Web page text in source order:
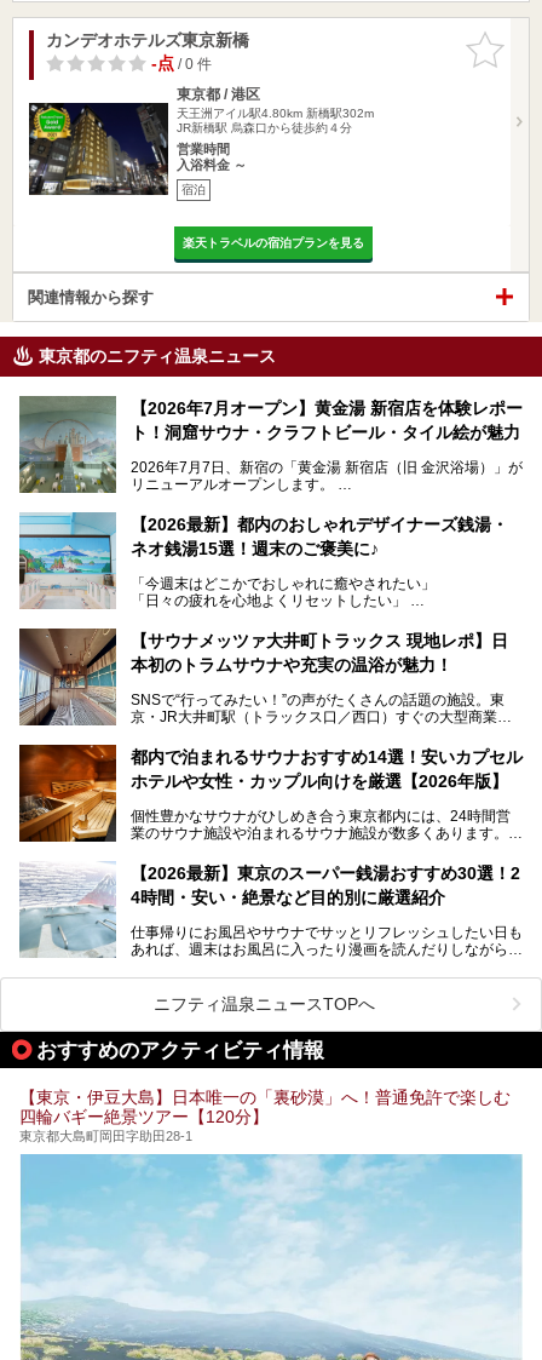
お気に入
りに追加
カンデオホテルズ東京新橋
-点/ 0 件
東京都 / 港区
天王洲アイル駅4.80km 新橋駅302m
JR新橋駅 烏森口から徒歩約４分
営業時間
入浴料金 ～
宿泊
楽天トラベルの宿泊プランを見る
関連情報から探す
東京都のニフティ温泉ニュース
【2026年7月オープン】黄金湯 新宿店を体験レポー
ト！洞窟サウナ・クラフトビール・タイル絵が魅力
2026年7月7日、新宿の「黄金湯 新宿店（旧 金沢浴場）」が
リニューアルオープンします。
レトロでノスタルジックなタイル絵はそのまま、昔からここ
を知る地元の人にも、新しく足を運んでくれる人にも愛され
る、今の時代の"銭湯"として生まれ変わりました。洞窟のよ
ビアバーなど、新しく登場したスポットも併せて紹介しま
す。充実した設備があるのに、基本の入浴料が銭湯価格の5
【2026最新】都内のおしゃれデザイナーズ銭湯・
ネオ銭湯15選！週末のご褒美に♪
「今週末はどこかでおしゃれに癒やされたい」
「日々の疲れを心地よくリセットしたい」
となっている新しいスタイルの銭湯です。
最近、SNSやメディアで「デザイナーズ銭湯」や「ネオ銭
本記事では、そもそもこれらがどんな銭湯なのか、その気に
いおしゃれな名店15選を、おすすめの順番で一挙にご紹介
します。
【サウナメッツァ大井町トラックス 現地レポ】日
本初のトラムサウナや充実の温浴が魅力！
SNSで“行ってみたい！”の声がたくさんの話題の施設。東
京・JR大井町駅（トラックス口／西口）すぐの大型商業施
ツァ大井町トラックス」がニューオープン。施設の様子をレ
ポ―トします。
都内で泊まれるサウナおすすめ14選！安いカプセル
ホテルや女性・カップル向けを厳選【2026年版】
個性豊かなサウナがひしめき合う東京都内には、24時間営
業のサウナ施設や泊まれるサウナ施設が数多くあります。
を旅の目的とする「サ旅」や自分へのご褒美のための宿泊な
ど、自分の好きなタイミングで好きなだけサ活ができるのが
魅力です。
最近では、男性専用施設だけでなく、カップルや女性に嬉し
い個室サウナも増えてきました。
ら、特におすすめしたい施設14選をご紹介します。
してみてください。
【2026最新】東京のスーパー銭湯おすすめ30選！2
4時間・安い・絶景など目的別に厳選紹介
仕事帰りにお風呂やサウナでサッとリフレッシュしたい日も
あれば、週末はお風呂に入ったり漫画を読んだりしながら一
また、終電を逃してしまい、「このまま朝までゆっくりでき
る場所があれば」と探した経験がある人も多いのではないで
しょうか。
そこで本記事では、東京でおすすめのスーパー銭湯を、目的
24時間営業で宿泊できる施設や、1,000円以下で楽しめる安
い施設、デートや休日レジャーにもぴったりなエンタメ要素
が充実した施設など、利用のシーンに合わせて参考にしてく
ださい。
ニフティ温泉ニュースTOPへ
おすすめのアクティビティ情報
【東京・伊豆大島】日本唯一の「裏砂漠」へ！普通免許で楽しむ
四輪バギー絶景ツアー【120分】
東京都大島町岡田字助田28-1